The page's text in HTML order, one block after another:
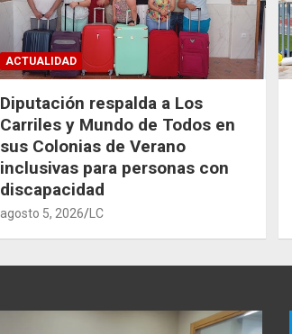
ACTUALIDAD
Diputación respalda a Los
Carriles y Mundo de Todos en
sus Colonias de Verano
inclusivas para personas con
discapacidad
agosto 5, 2026 LC